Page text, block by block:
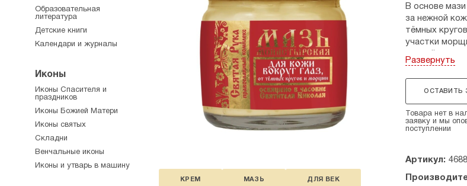
КРЕМ МАЗЬ ДЛЯ ВЕК
В основе
за нежной
тёмных
участки
масло
кончиками
Объем: 30 мл.
Только для
Развернуть
ОСТАВИТЬ
Товара нет в
заявку и мы
поступлении
Артикул:
Образовательная
литература
Детские книги
Календари и журналы
Иконы
Иконы Спасителя и
праздников
Иконы Божией Матери
Иконы святых
Складни
Венчальные иконы
Иконы и утварь в машину